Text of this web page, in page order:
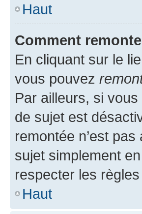
Haut
Comment
En cliquant sur le
vous pouvez
Par ailleurs, si
de sujet est
remontée n’est
sujet simplement
respecter les
Haut